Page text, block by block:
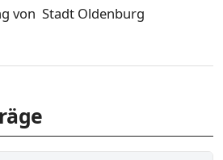
von Stadt Oldenburg